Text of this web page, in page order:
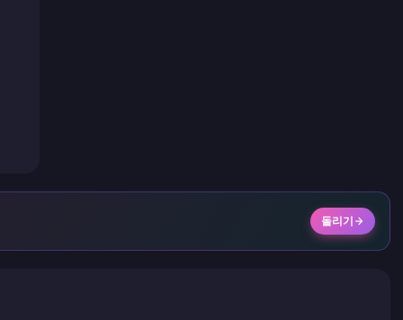
돌리기